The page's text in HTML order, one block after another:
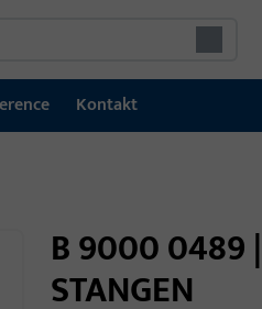
Kontakt
B 9000 0489
STANGEN